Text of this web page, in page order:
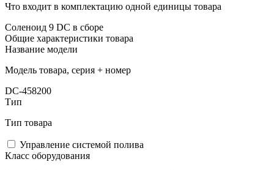
Что входит в комплектацию одной единицы товара
Соленоид 9 DC в сборе
Общие характеристики товара
Название модели
Модель товара, серия + номер
DC-458200
Тип
Тип товара
Управление системой полива
Класс оборудования